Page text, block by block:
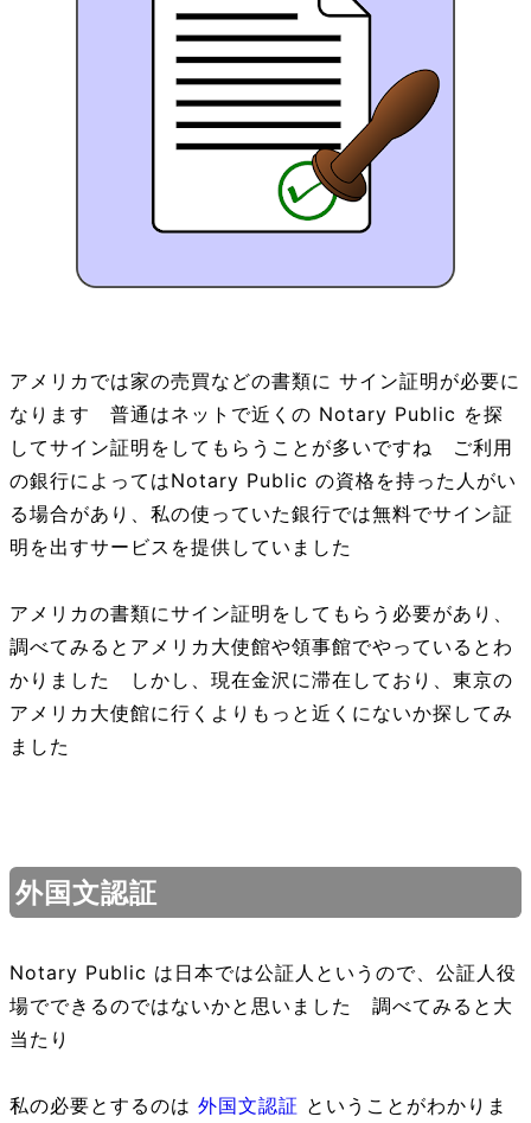
アメリカでは家の売買などの書類に サイン証明が必要に
なります 普通はネットで近くの Notary Public を探
してサイン証明をしてもらうことが多いですね ご利用
の銀行によってはNotary Public の資格を持った人がい
る場合があり、私の使っていた銀行では無料でサイン証
明を出すサービスを提供していました
アメリカの書類にサイン証明をしてもらう必要があり、
調べてみるとアメリカ大使館や領事館でやっているとわ
かりました しかし、現在金沢に滞在しており、東京の
アメリカ大使館に行くよりもっと近くにないか探してみ
ました
外国文認証
Notary Public は日本では公証人というので、公証人役
場でできるのではないかと思いました 調べてみると大
当たり
私の必要とするのは 外国文認証 ということがわかりま